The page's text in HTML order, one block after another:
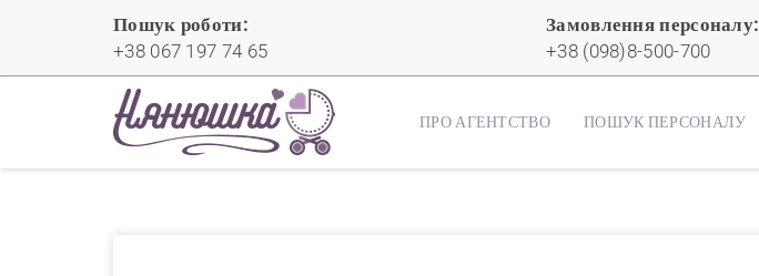
Пошук роботи:
+38 067 197 74 65
Замовлення персоналу:
+38 (098)8-500-700
ПРО АГЕНТСТВО ПОШУК ПЕРСОНАЛУ